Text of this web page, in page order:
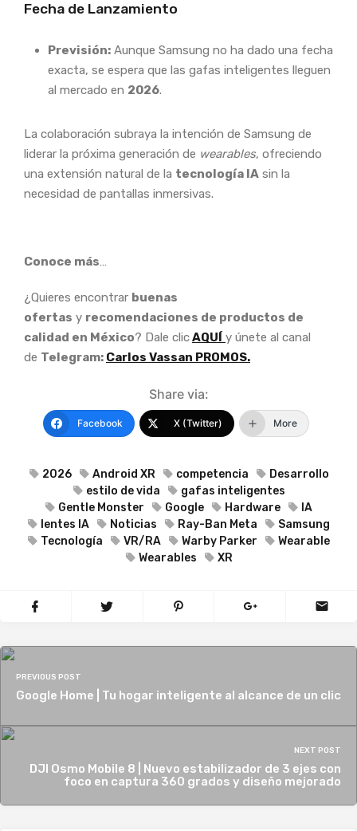
Fecha de Lanzamiento
Previsión: Aunque Samsung no ha dado una fecha
exacta, se espera que las gafas inteligentes lleguen
al mercado en 2026.
La colaboración subraya la intención de Samsung de
liderar la próxima generación de wearables, ofreciendo
una extensión natural de la tecnología IA sin la
necesidad de pantallas inmersivas.
Conoce más…
¿Quieres encontrar buenas
ofertas y recomendaciones de productos de
calidad en México? Dale clicAQUÍ y únete al canal
de Telegram: Carlos Vassan PROMOS.
Share via:
Facebook X (Twitter) More
2026 Android XR competencia
Desarrollo
estilo de vida
gafas inteligentes
Gentle Monster
Google Hardware
IA
lentes IA
Noticias Ray-Ban Meta
Samsung
Tecnología
VR/RA Warby Parker
Wearable
Wearables
XR
PREVIOUS POST
Google Home | Tu hogar inteligente al alcance de un clic
NEXT POST
DJI Osmo Mobile 8 | Nuevo estabilizador de 3 ejes con
foco en captura 360 grados y diseño mejorado